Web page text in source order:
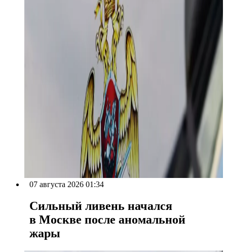
07 августа 2026 01:34
Сильный ливень начался
в Москве после аномальной
жары